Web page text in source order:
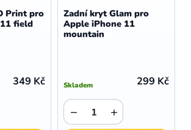
Print pro
field
349 Kč
Zadní kryt Glam pro
Apple iPhone 11
mountain
Skladem 299 Kč
+
−